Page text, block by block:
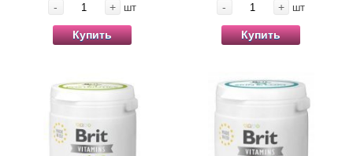
- + шт
Купить
- + шт
Купить